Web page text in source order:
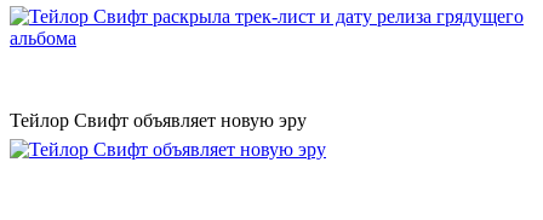
Тейлор Свифт объявляет новую эру